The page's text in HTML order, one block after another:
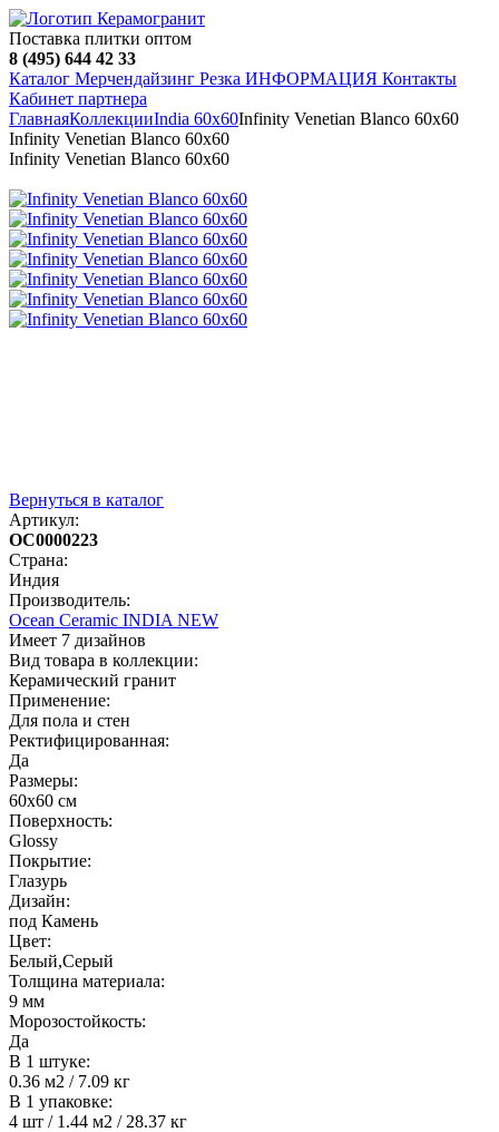
Поставка плитки оптом
8 (495) 644 42 33
Каталог Мерчендайзинг Резка ИНФОРМАЦИЯ Контакты
Кабинет партнера
ГлавнаяКоллекцииIndia 60х60Infinity Venetian Blanco 60х60
Infinity Venetian Blanco 60х60
Infinity Venetian Blanco 60х60
Вернуться в каталог
Артикул:
OC0000223
Страна:
Индия
Производитель:
Ocean Ceramic INDIA NEW
Имеет 7 дизайнов
Вид товара в коллекции:
Керамический гранит
Применение:
Для пола и стен
Ректифицированная:
Да
Размеры:
60х60 cм
Поверхность:
Glossy
Покрытие:
Глазурь
Дизайн:
под Камень
Цвет:
Белый,Серый
Толщина материала:
9 мм
Морозостойкость:
Да
В 1 штуке:
0.36 м2 / 7.09 кг
В 1 упаковке:
4 шт / 1.44 м2 / 28.37 кг